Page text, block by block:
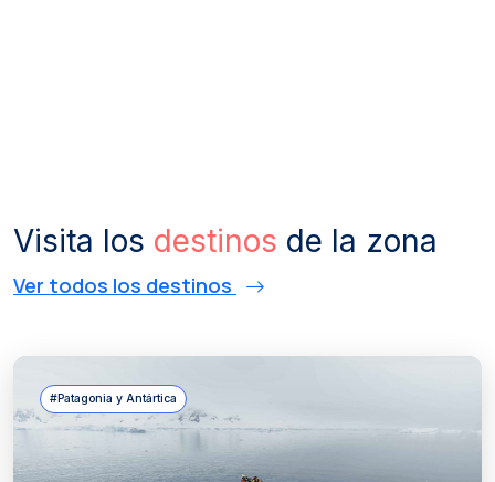
Visita los destinos de la zona
Ver todos los destinos
#Patagonia y Antártica